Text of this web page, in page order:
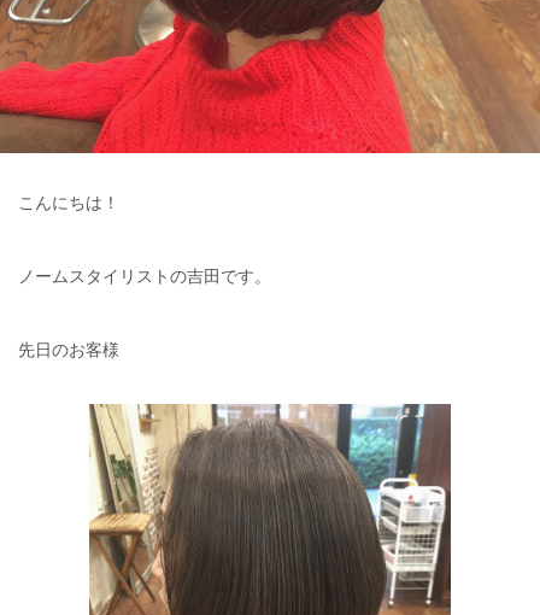
こんにちは！
ノームスタイリストの吉田です。
先日のお客様